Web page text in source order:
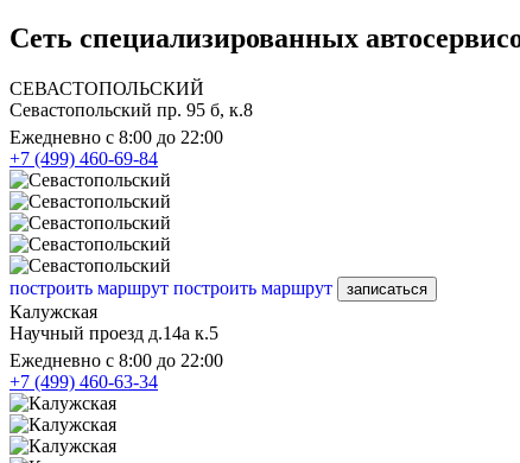
Сеть специализированных
СЕВАСТОПОЛЬСКИЙ
Севастопольский пр. 95 б, к.8
Ежедневно с 8:00 до 22:00
+7 (499) 460-69-84
построить маршрут построить маршрут записаться
Калужская
Научный проезд д.14а к.5
Ежедневно с 8:00 до 22:00
+7 (499) 460-63-34